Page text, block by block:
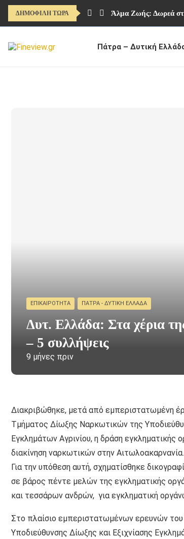
ΔΗΜΟΦΙΛΗ ΤΩΡΑ Άλμα Ζωής: Δωρεά
Πάτρα – Δυτική
ΕΠΙΚΑΙΡΌΤΗΤΑ ΠΆΤΡΑ - ΔΥΤΙΚΉ ΕΛΛΆΔΑ
Δυτ. Ελλάδα: Στα χέρια
– 5 συλλήψεις
9 μήνες πριν
Διακριβώθηκε, μετά από εμπεριστατωμένη
Τμήματος Δίωξης Ναρκωτικών της
Εγκλημάτων Αγρινίου, η δράση εγκληματικής
διακίνηση ναρκωτικών στην Αιτωλοακαρνανία.
Για την υπόθεση αυτή, σχηματίσθηκε
σε βάρος πέντε μελών της εγκληματικής
και τεσσάρων ανδρών, για εγκληματική
Στο πλαίσιο εμπεριστατωμένων ερευνών
Υποδιεύθυνσης Δίωξης και Εξιχνίασης